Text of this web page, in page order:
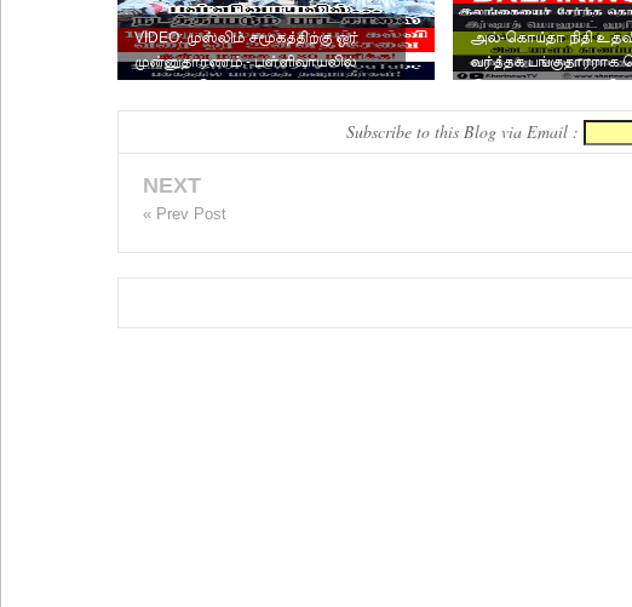
VIDEO: முஸ்லிம் சமூகத்திற்கு ஓர்
முன்னுதாரணம் - பள்ளிவாயலில்
அல்-கொய்தா நிதி
வர்த்தக பங்குதாரராக
Subscribe to this Blog via Email :
NEXT
« Prev Post